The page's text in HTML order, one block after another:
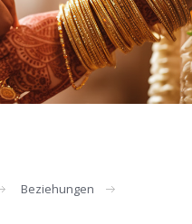
Beziehungen